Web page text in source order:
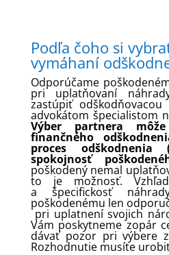
Podľa čoho si
vymáhaní
Odporúčame
pri uplatňovaní
zastúpiť
advokátom špecialistom
Výber partnera
finančného
proces odškodnenia
spokojnosť
poškodený nemal
to je možnosť.
a špecifickosť
poškodenému len
pri uplatnení svojich
Vám poskytneme zopár
dávať pozor pri výbere
Rozhodnutie musíte